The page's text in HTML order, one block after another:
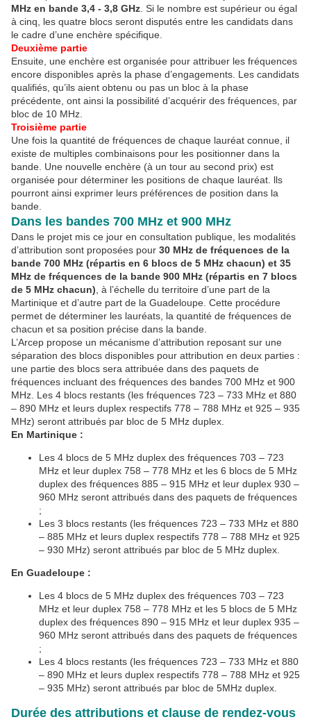
MHz en bande 3,4 - 3,8 GHz . Si le nombre est supérieur ou égal
à cinq, les quatre blocs seront disputés entre les candidats dans
le cadre d’une enchère spécifique.
Deuxième partie
Ensuite, une enchère est organisée pour attribuer les fréquences
encore disponibles après la phase d’engagements. Les candidats
qualifiés, qu’ils aient obtenu ou pas un bloc à la phase
précédente, ont ainsi la possibilité d’acquérir des fréquences, par
bloc de 10 MHz.
Troisième partie
Une fois la quantité de fréquences de chaque lauréat connue, il
existe de multiples combinaisons pour les positionner dans la
bande. Une nouvelle enchère (à un tour au second prix) est
organisée pour déterminer les positions de chaque lauréat. lls
pourront ainsi exprimer leurs préférences de position dans la
bande.
Dans les bandes 700 MHz et 900 MHz
Dans le projet mis ce jour en consultation publique, les modalités
d’attribution sont proposées pour 30 MHz de fréquences de la
bande 700 MHz (répartis en 6 blocs de 5 MHz chacun) et 35
MHz de fréquences de la bande 900 MHz (répartis en 7 blocs
de 5 MHz chacun) , à l’échelle du territoire d’une part de la
Martinique et d’autre part de la Guadeloupe. Cette procédure
permet de déterminer les lauréats, la quantité de fréquences de
chacun et sa position précise dans la bande.
L’Arcep propose un mécanisme d’attribution reposant sur une
séparation des blocs disponibles pour attribution en deux parties :
une partie des blocs sera attribuée dans des paquets de
fréquences incluant des fréquences des bandes 700 MHz et 900
MHz. Les 4 blocs restants (les fréquences 723 – 733 MHz et 880
– 890 MHz et leurs duplex respectifs 778 – 788 MHz et 925 – 935
MHz) seront attribués par bloc de 5 MHz duplex.
En Martinique :
Les 4 blocs de 5 MHz duplex des fréquences 703 – 723
MHz et leur duplex 758 – 778 MHz et les 6 blocs de 5 MHz
duplex des fréquences 885 – 915 MHz et leur duplex 930 –
960 MHz seront attribués dans des paquets de fréquences
;
Les 3 blocs restants (les fréquences 723 – 733 MHz et 880
– 885 MHz et leurs duplex respectifs 778 – 788 MHz et 925
– 930 MHz) seront attribués par bloc de 5 MHz duplex.
En Guadeloupe :
Les 4 blocs de 5 MHz duplex des fréquences 703 – 723
MHz et leur duplex 758 – 778 MHz et les 5 blocs de 5 MHz
duplex des fréquences 890 – 915 MHz et leur duplex 935 –
960 MHz seront attribués dans des paquets de fréquences
;
Les 4 blocs restants (les fréquences 723 – 733 MHz et 880
– 890 MHz et leurs duplex respectifs 778 – 788 MHz et 925
– 935 MHz) seront attribués par bloc de 5MHz duplex.
Durée des attributions et clause de rendez-vous